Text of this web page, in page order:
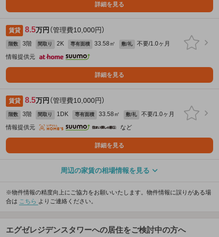
詳細を見る
賃貸 8.5万円 （管理費10,000円）
階数 3階 間取り 2K 専有面積 33.58㎡ 敷/礼
不要/1.0ヶ月
情報提供元
詳細を見る
賃貸 8.5万円 （管理費10,000円）
階数 3階 間取り 1DK 専有面積 33.58㎡ 敷/礼
不要/1.0ヶ月
情報提供元
など
詳細を見る
周辺の家賃の相場情報を見る
※物件情報の精度向上にご協力をお願いいたします。物件情報に誤りがある場
合は こちら よりご連絡ください。
エグゼレジデンスタワーへの居住をご検討中の方へ